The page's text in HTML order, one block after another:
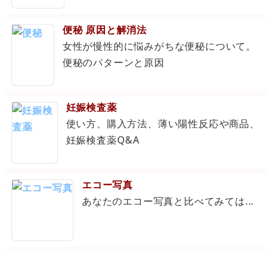
便秘 原因と解消法
女性が慢性的に悩みがちな便秘について。
便秘のパターンと原因
妊娠検査薬
使い方、購入方法、薄い陽性反応や商品、
妊娠検査薬Q&A
エコー写真
あなたのエコー写真と比べてみては...